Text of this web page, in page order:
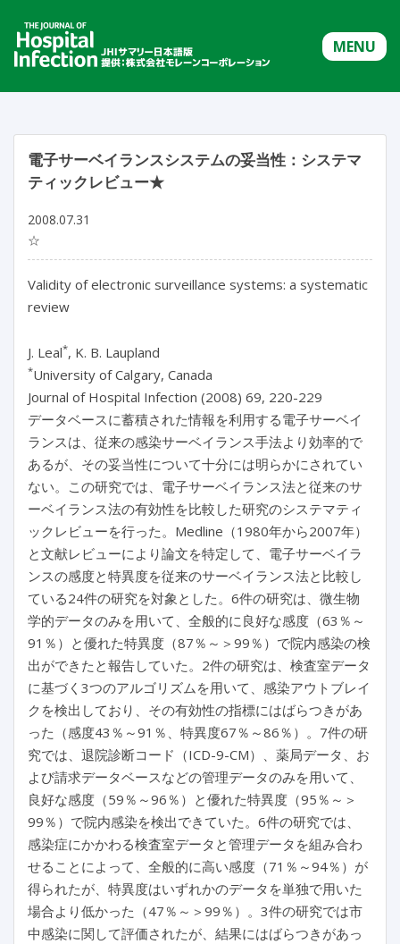
MENU
電子サーベイランスシステムの妥当性：システマ
ティックレビュー★
2008.07.31
☆
Validity of electronic surveillance systems: a systematic
review
J. Leal*, K. B. Laupland
*University of Calgary, Canada
Journal of Hospital Infection (2008) 69, 220-229
データベースに蓄積された情報を利用する電子サーベイ
ランスは、従来の感染サーベイランス手法より効率的で
あるが、その妥当性について十分には明らかにされてい
ない。この研究では、電子サーベイランス法と従来のサ
ーベイランス法の有効性を比較した研究のシステマティ
ックレビューを行った。Medline（1980年から2007年）
と文献レビューにより論文を特定して、電子サーベイラ
ンスの感度と特異度を従来のサーベイランス法と比較し
ている24件の研究を対象とした。6件の研究は、微生物
学的データのみを用いて、全般的に良好な感度（63％～
91％）と優れた特異度（87％～＞99％）で院内感染の検
出ができたと報告していた。2件の研究は、検査室データ
に基づく3つのアルゴリズムを用いて、感染アウトブレイ
クを検出しており、その有効性の指標にはばらつきがあ
った（感度43％～91％、特異度67％～86％）。7件の研
究では、退院診断コード（ICD-9-CM）、薬局データ、お
よび請求データベースなどの管理データのみを用いて、
良好な感度（59％～96％）と優れた特異度（95％～＞
99％）で院内感染を検出できていた。6件の研究では、
感染症にかかわる検査室データと管理データを組み合わ
せることによって、全般的に高い感度（71％～94％）が
得られたが、特異度はいずれかのデータを単独で用いた
場合より低かった（47％～＞99％）。3件の研究では市
中感染に関して評価されたが、結果にはばらつきがあっ